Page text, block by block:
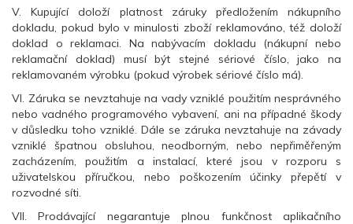
V. Kupující doloží platnost záruky předložením nákupního
dokladu, pokud bylo v minulosti zboží reklamováno, též doloží
doklad o reklamaci. Na nabývacím dokladu (nákupní nebo
reklamační doklad) musí být stejné sériové číslo, jako na
reklamovaném výrobku (pokud výrobek sériové číslo má).
VI. Záruka se nevztahuje na vady vzniklé použitím nesprávného
nebo vadného programového vybavení, ani na případné škody
v důsledku toho vzniklé. Dále se záruka nevztahuje na závady
vzniklé špatnou obsluhou, neodborným, nebo nepřiměřeným
zacházením, použitím a instalací, které jsou v rozporu s
uživatelskou příručkou, nebo poškozením účinky přepětí v
rozvodné síti.
VII. Prodávající negarantuje plnou funkčnost aplikačního